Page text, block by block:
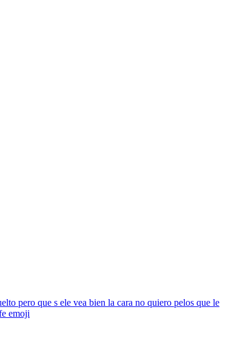
pero que s ele vea bien la cara no quiero pelos que le
emoji